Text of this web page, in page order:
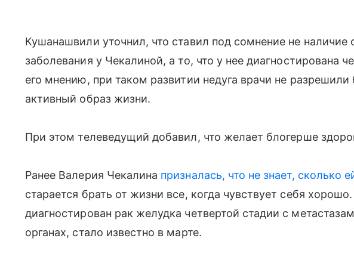
Кушанашвили уточнил, что ставил под сомнение не наличие
заболевания у Чекалиной, а то, что у нее диагностирована
его мнению, при таком развитии недуга врачи не разрешили
активный образ жизни.
При этом телеведущий добавил, что желает блогерше
Ранее Валерия Чекалина призналась, что не знает, сколько
старается брать от жизни все, когда чувствует себя
диагностирован рак желудка четвертой стадии с
органах, стало известно в марте.